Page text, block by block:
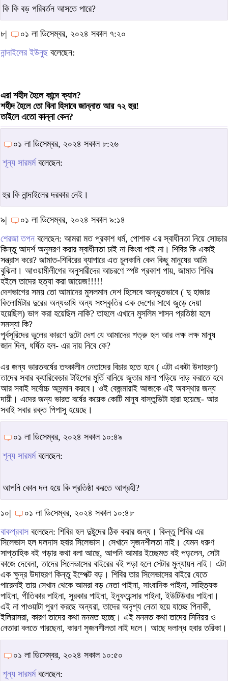
কি কি বড় পরিবর্তন আসতে পারে?
৮|
০১ লা ডিসেম্বর, ২০২৪ সকাল ৭:২০
নান্দাইলের ইউনুছ বলেছেন:
এরা শহীদ হৈলে কান্দে ক্যান?
শহীদ হৈলে তো বিনা হিসাবে জান্নাত আর ৭২ হুর!
তাইলে এতো কান্না কেন?
০১ লা ডিসেম্বর, ২০২৪ সকাল ৮:২৬
শূন্য সারমর্মবলেছেন:
হুর কি নান্দাইলের দরকার নেই।
৯|
০১ লা ডিসেম্বর, ২০২৪ সকাল ৯:১৪
শেরজা তপন বলেছেন: আমরা মত প্রকাশ ধর্ম, পোশাক এর স্বাধীনতা নিয়ে সোচ্চার
কিন্তু আদর্শ অনুসরণ করার স্বাধীনতা চাই না কিংবা পাই না। শিবির কি একাই
সন্ত্রাস করে? জামাত-শিবিরের ব্যাপারে এত চুলকানি কেন কিছু মানুষের আমি
বুঝিনা। আওয়ামীলীগের অনুসারীদের আচরণে স্পষ্ট প্রকাশ পায়, জামাত শিবির
হইলে তাদের হত্যা করা জায়েজ!!!!!
দেশভাগের সময় তো আমাদের মুসলমান দেশ হিসেবে অদ্ভুতভাবে ( দু হাজার
কিলোমিটার দুরের অন্যভাষি অন্য সংস্কৃতির এক দেশের সাথে জুড়ে দেয়া
হয়েছিল) ভাগ করা হয়েছিল নাকি? তাহলে এখানে মুসলিম শাসন প্রতিষ্ঠা হলে
সমস্যা কি?
পুর্বসূরিদের ভুলের কারণে দুটো দেশ যে আমাদের শত্রু হল আর লক্ষ লক্ষ মানুষ
জান দিল, ধর্ষিত হল- এর দায় নিবে কে?
এর জন্য ভারতবর্ষের তৎকালীন নেতাদের বিচার হতে হবে ( এটা একটা উদাহরণ)
তাদের সবার ক্যারিকেচার টাইপের মুর্তি বানিয়ে জুতার মালা পড়িয়ে দাড় করাতে হবে
আর সবাই সর্বোচ্চ অসন্মান করবে। ওই বেজন্মারাই আজকে এই অবস্থার জন্য
দায়ী। এদের জন্য ভারত বর্ষের কয়েক কোটি মানুষ বাস্তুভিটা হারা হয়েছে- আর
সবাই সবার রক্ত পিপাসু হয়েছে।
০১ লা ডিসেম্বর, ২০২৪ সকাল ১০:৪৯
শূন্য সারমর্মবলেছেন:
আপনি কোন দল হয়ে কি প্রতিষ্ঠা করতে আগ্রহী?
১০|
০১ লা ডিসেম্বর, ২০২৪ সকাল ১০:৪৮
বাকপ্রবাস বলেছেন: শিবির হল দুষ্টুদের ঠিক করার জন্য। কিন্তু শিবির এর
সিলেভাস হল দলদাস হবার সিলেভাস। সেখানে সৃজনশীলতা নাই। যেমন ধরুণ
সাপ্তাহিক বই পড়ার কথা বলা আছে, আপনি আমার ইচ্ছেমত বই পড়লেন, সেটা
কাজে দেবেনা, তাদের সিলেভাসের বাইরের বই পড়া হলে সেটার মুল্যায়ন নাই। এটা
এক ক্ষুদ্র উদাহরণ কিন্তু ইম্পেক্ট বড়। শিবির তার সিলেভাসের বাইরে যেতে
পারেনাই তায় সেখান থেকে আমরা বড় নেতা পাইনা, সাংবাদিক পাইনা, সাহিত্যক
পাইনা, গীতিকার পাইনা, সুরকার পাইনা, ইন্ফুয়েন্সার পাইনা, ইউটিউবার পাইনা।
এই না পাওয়াটা পুরণ করছে অন্যরা, তাদের অদৃশ্য নেতা হয়ে যাচ্ছে পিনাকী,
ইলিয়াসরা, কারণ তাদের কথা মনমত হচ্ছে। এই মনমত কথা তাদের সিনিয়র ও
নেতারা বলতে পারছেনা, কারণ সৃজনশীলতা নাই দলে। আছে দলান্ধ হবার তরিকা।
০১ লা ডিসেম্বর, ২০২৪ সকাল ১০:৫০
শূন্য সারমর্মবলেছেন: